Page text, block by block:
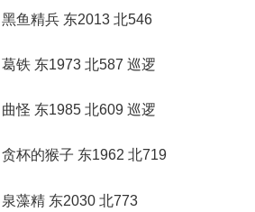
精兵 东2013 北546
东1973 北587 巡逻
东1985 北609 巡逻
的猴子 东1962 北719
藻精 东2030 北773